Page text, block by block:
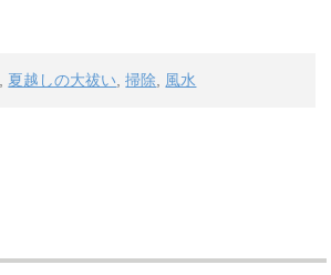
夏越しの大祓い ,掃除 風水